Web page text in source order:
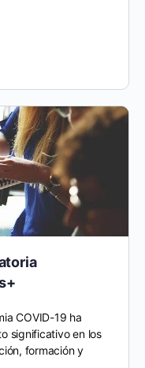
COVID-19 ha
significativo en los
formación y